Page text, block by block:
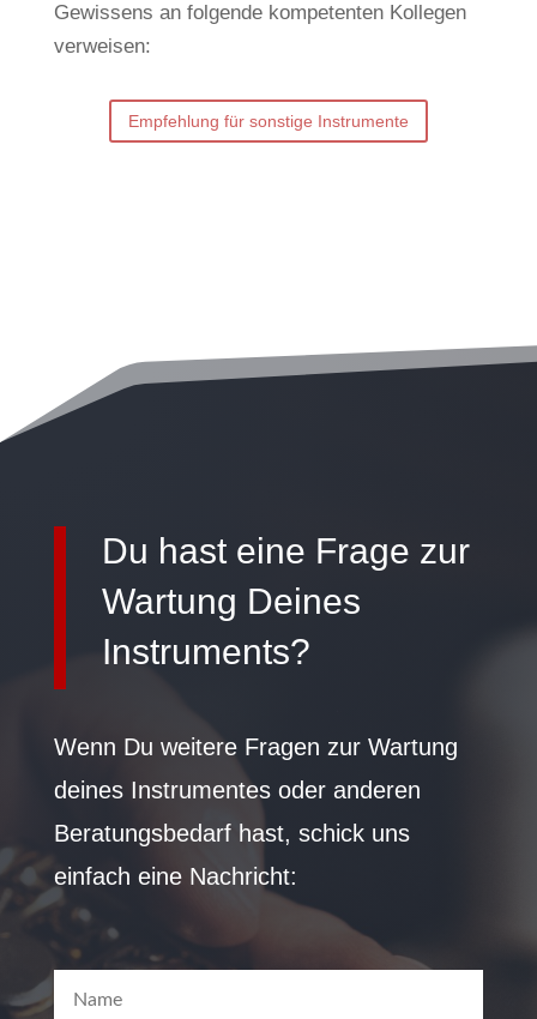
Gewissens an folgende kompetenten Kollegen
verweisen:
Empfehlung für sonstige Instrumente
Du hast eine Frage zur
Wartung Deines
Instruments?
Wenn Du weitere Fragen zur Wartung
deines Instrumentes oder anderen
Beratungsbedarf hast, schick uns
einfach eine Nachricht: